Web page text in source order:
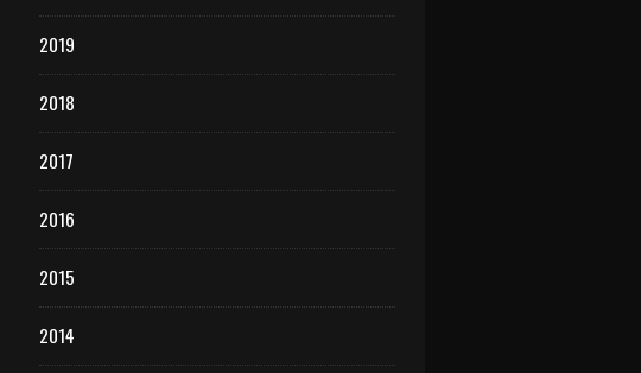
2019
2018
2017
2016
2015
2014